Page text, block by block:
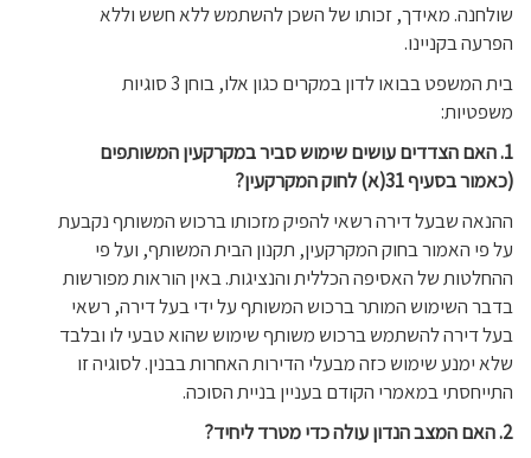
שולחנה. מאידך, זכותו של השכן להשתמש ללא חשש וללא
הפרעה בקניינו.
בית המשפט בבואו לדון במקרים כגון אלו, בוחן 3 סוגיות
משפטיות:
1. האם הצדדים עושים שימוש סביר במקרקעין המשותפים
(כאמור בסעיף 31(א) לחוק המקרקעין?
ההנאה שבעל דירה רשאי להפיק מזכותו ברכוש המשותף נקבעת
על פי האמור בחוק המקרקעין, תקנון הבית המשותף, ועל פי
ההחלטות של האסיפה הכללית והנציגות. באין הוראות מפורשות
בדבר השימוש המותר ברכוש המשותף על ידי בעל דירה, רשאי
בעל דירה להשתמש ברכוש משותף שימוש שהוא טבעי לו ובלבד
שלא ימנע שימוש כזה מבעלי הדירות האחרות בבנין. לסוגיה זו
התייחסתי במאמרי הקודם בעניין בניית הסוכה.
2. האם המצב הנדון עולה כדי מטרד ליחיד?